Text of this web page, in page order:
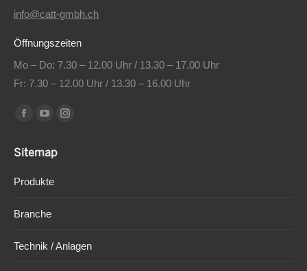
info@catt-gmbh.ch
Öffnungszeiten
Mo – Do: 7.30 – 12.00 Uhr / 13.30 – 17.00 Uhr
Fr: 7.30 – 12.00 Uhr / 13.30 – 16.00 Uhr
Find us on:
Facebook
opens
window
YouTube
opens
window
Instagram
Sitemap
Produkte
Branche
Technik / Anlagen